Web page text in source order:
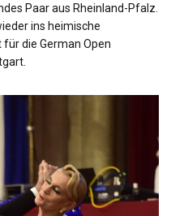
Paar aus Rheinland-Pfalz.
ins heimische
die German Open